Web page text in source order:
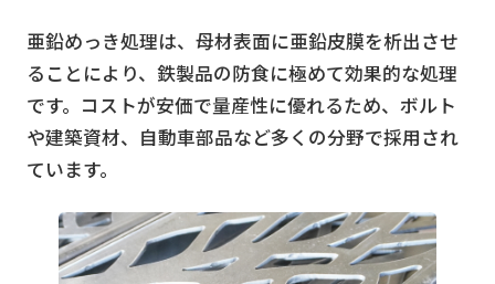
亜鉛めっき処理は、母材表面に亜鉛皮膜を析出させ
ることにより、鉄製品の防食に極めて効果的な処理
です。コストが安価で量産性に優れるため、ボルト
や建築資材、自動車部品など多くの分野で採用され
ています。